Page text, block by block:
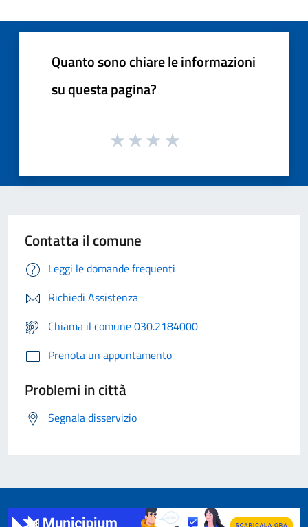
Quanto sono chiare le informazioni
su questa pagina?
Contatta il comune
Leggi le domande frequenti
Richiedi Assistenza
Chiama il comune 030.2184000
Prenota un appuntamento
Problemi in città
Segnala disservizio